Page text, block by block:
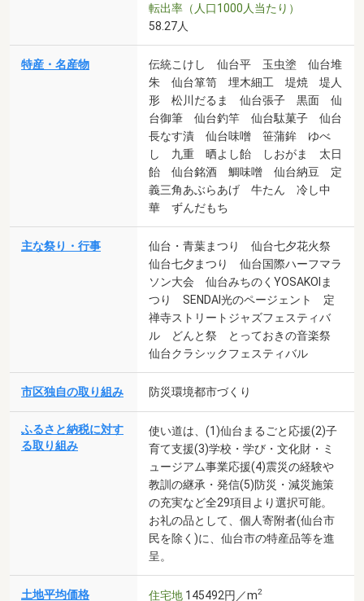
転出率（人口1000人当たり）
58.27人
特産・名産物
伝統こけし 仙台平 玉虫塗 仙台堆
朱 仙台箪笥 埋木細工 堤焼 堤人
形 松川だるま 仙台張子 黒面 仙
台御筆 仙台釣竿 仙台駄菓子 仙台
長なす漬 仙台味噌 笹蒲鉾 ゆべ
し 九重 晒よし飴 しおがま 太日
飴 仙台銘酒 鯛味噌 仙台納豆 定
義三角あぶらあげ 牛たん 冷し中
華 ずんだもち
主な祭り・行事
仙台・青葉まつり 仙台七夕花火祭
仙台七夕まつり 仙台国際ハーフマラ
ソン大会 仙台みちのくYOSAKOIま
つり SENDAI光のページェント 定
禅寺ストリートジャズフェスティバ
ル どんと祭 とっておきの音楽祭
仙台クラシックフェスティバル
市区独自の取り組み 防災環境都市づくり
ふるさと納税に対す
る取り組み
使い道は、(1)仙台まるごと応援(2)子
育て支援(3)学校・学び・文化財・ミ
ュージアム事業応援(4)震災の経験や
教訓の継承・発信(5)防災・減災施策
の充実など全29項目より選択可能。
お礼の品として、個人寄附者(仙台市
民を除く)に、仙台市の特産品等を進
呈。
土地平均価格 住宅地 145492円／m2